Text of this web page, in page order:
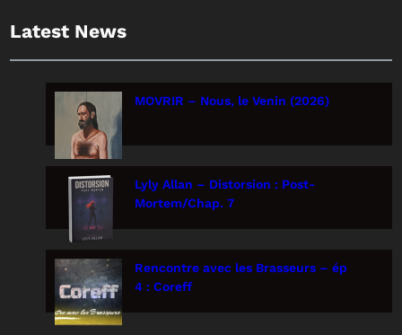
Latest News
MOVRIR – Nous, le Venin (2026)
Lyly Allan – Distorsion : Post-
Mortem/Chap. 7
Rencontre avec les Brasseurs – ép
4 : Coreff